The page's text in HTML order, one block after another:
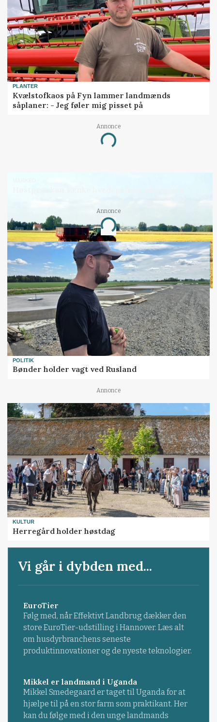
PLANTER
Kvælstofkaos på Fyn lammer landmænds
såplaner: - Jeg føler mig pisset på
Annonce
Loading...
Annonce
Loading...
POLITIK
Bønder holder vagt ved Rusland
Annonce
KULTUR
Herregård holder høstdag
Vi går i dybden med...
EuroTier
Følg med, når Effektivt Landbrug dækker den
store EuroTier-udstilling i Hannover. Læs alt
om husdyrbranchens seneste
produktinnovationer og de nyeste teknologier.
Mikkel er landmand i Uganda
Mikkel Smedegaard er taget til Uganda for at
hjælpe til på en stor farm som praktikant. Her
kan du følge med i den unge landmands